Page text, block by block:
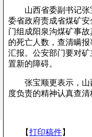
山西省委副书记张
委省政府责成省煤矿
门组成阳泉沟煤矿事
的死亡人数，查清瞒
汇报。公安部门要对
置新的障碍。
张宝顺更表示，山
度负责的精神认真查
【打印稿件】